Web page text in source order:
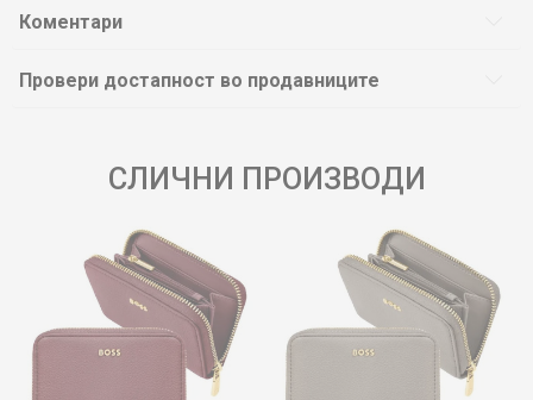
Коментари
Провери достапност во продавниците
СЛИЧНИ ПРОИЗВОДИ